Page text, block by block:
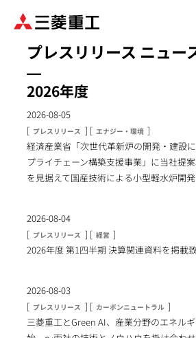
プレスリリース ニュー
2026年度
2026-08-05
[ プレスリリース ] [ エナジー・環境 ]
経済産業省「次世代革新炉の開発・建設
プライチェーン構築支援事業」に当社提
を見据えて国産技術による小型軽水炉開
2026-08-04
[ プレスリリース ] [ 経営 ]
2026年度 第1四半期 決算関連資料を掲載
2026-08-03
[ プレスリリース ] [ カーボンニュートラル ]
三菱重工とGreen AI、産業分野のエネル